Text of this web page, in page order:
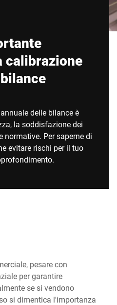
calibrazione
delle bilance è
la soddisfazione dei
Per saperne di
evitare rischi per il tuo
pesare con
per garantire
se si vendono
si dimentica l'importanza